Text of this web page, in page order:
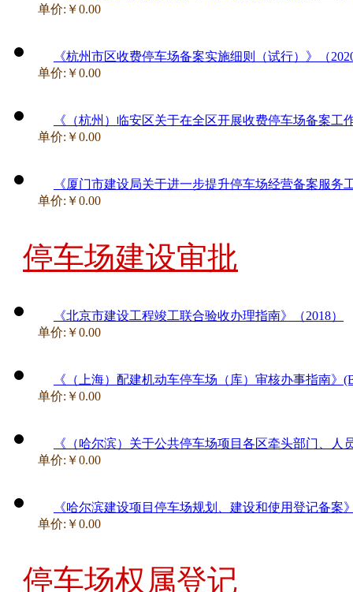
单价:￥0.00
《杭州市区收费停车场备案实施细则（试行）》（
单价:￥0.00
《（杭州）临安区关于在全区开展收费停车场备案工
单价:￥0.00
《厦门市建设局关于进一步提升停车场经营备案服务
单价:￥0.00
停车场建设审批
《北京市建设工程竣工联合验收办理指南》（2018）
单价:￥0.00
《（上海）配建机动车停车场（库）审核办事指南》
单价:￥0.00
《（哈尔滨）关于公共停车场项目各区牵头部门、
单价:￥0.00
《哈尔滨建设项目停车场规划、建设和使用登记备案
单价:￥0.00
停车场权属登记